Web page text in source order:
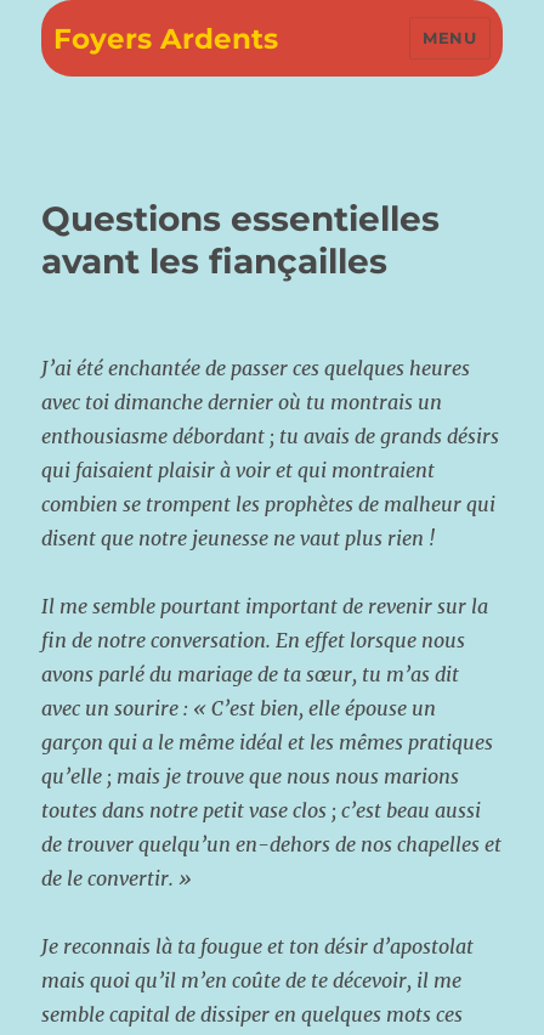
Foyers Ardents MENU
Questions essentielles
avant les fiançailles
J’ai été enchantée de passer ces quelques heures
avec toi dimanche dernier où tu montrais un
enthousiasme débordant ; tu avais de grands désirs
qui faisaient plaisir à voir et qui montraient
combien se trompent les prophètes de malheur qui
disent que notre jeunesse ne vaut plus rien !
Il me semble pourtant important de revenir sur la
fin de notre conversation. En effet lorsque nous
avons parlé du mariage de ta sœur, tu m’as dit
avec un sourire : « C’est bien, elle épouse un
garçon qui a le même idéal et les mêmes pratiques
qu’elle ; mais je trouve que nous nous marions
toutes dans notre petit vase clos ; c’est beau aussi
de trouver quelqu’un en-dehors de nos chapelles et
de le convertir. »
Je reconnais là ta fougue et ton désir d’apostolat
mais quoi qu’il m’en coûte de te décevoir, il me
semble capital de dissiper en quelques mots ces